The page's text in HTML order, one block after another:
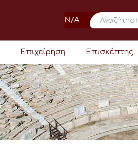
N/A
Επιχείρηση Επισκέπτης